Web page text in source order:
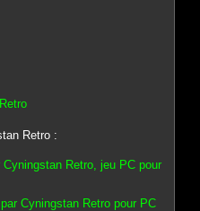
Retro :
Retro, jeu PC pour
Cyningstan Retro pour PC